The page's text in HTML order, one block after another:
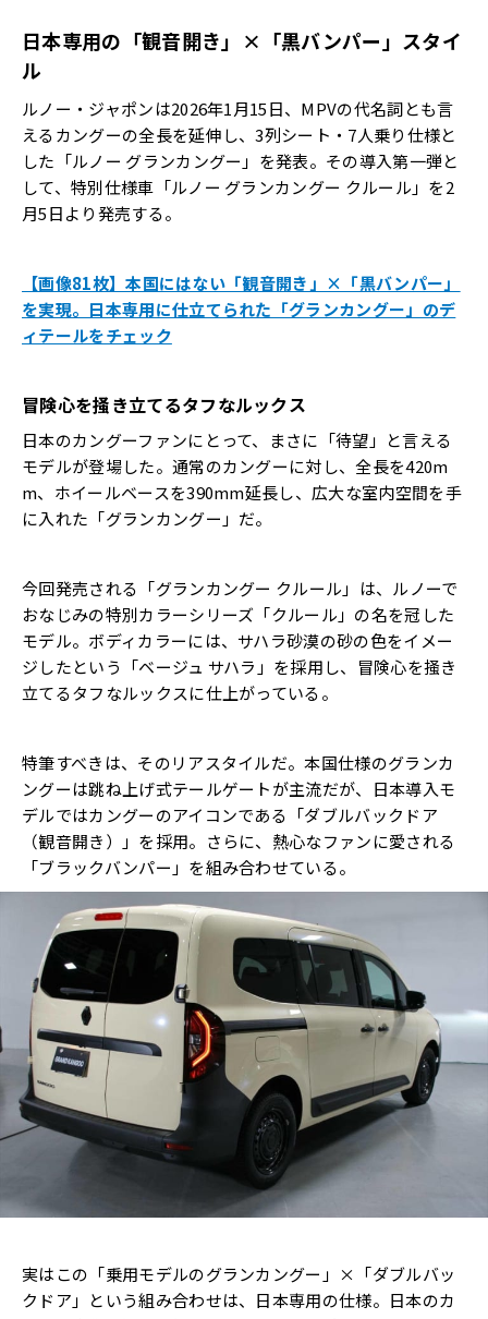
日本専用の「観音開き」×「黒バンパー」スタイ
ル
ルノー・ジャポンは2026年1月15日、MPVの代名詞とも言
えるカングーの全長を延伸し、3列シート・7人乗り仕様と
した「ルノー グランカングー」を発表。その導入第一弾と
して、特別仕様車「ルノー グランカングー クルール」を2
月5日より発売する。
【画像81枚】本国にはない「観音開き」×「黒バンパー」
を実現。日本専用に仕立てられた「グランカングー」のデ
ィテールをチェック
冒険心を掻き立てるタフなルックス
日本のカングーファンにとって、まさに「待望」と言える
モデルが登場した。通常のカングーに対し、全長を420m
m、ホイールベースを390mm延長し、広大な室内空間を手
に入れた「グランカングー」だ。
今回発売される「グランカングー クルール」は、ルノーで
おなじみの特別カラーシリーズ「クルール」の名を冠した
モデル。ボディカラーには、サハラ砂漠の砂の色をイメー
ジしたという「ベージュ サハラ」を採用し、冒険心を掻き
立てるタフなルックスに仕上がっている。
特筆すべきは、そのリアスタイルだ。本国仕様のグランカ
ングーは跳ね上げ式テールゲートが主流だが、日本導入モ
デルではカングーのアイコンである「ダブルバックドア
（観音開き）」を採用。さらに、熱心なファンに愛される
「ブラックバンパー」を組み合わせている。
実はこの「乗用モデルのグランカングー」×「ダブルバッ
クドア」という組み合わせは、日本専用の仕様。日本のカ